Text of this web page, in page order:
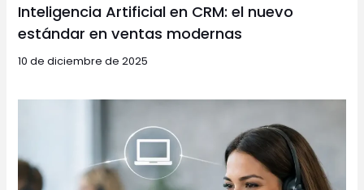
Inteligencia Artificial en CRM: el nuevo
estándar en ventas modernas
10 de diciembre de 2025